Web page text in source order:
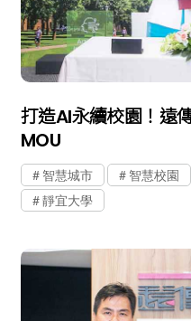
打造AI永續校園！遠
MOU
智慧城市 智慧校園
靜宜大學